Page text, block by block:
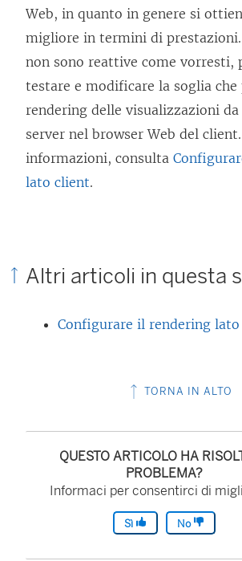
Web, in quanto in genere si
migliore in termini di prestazioni.
non sono reattive come vorresti,
testare e modificare la soglia che
rendering delle visualizzazioni
server nel browser Web del
informazioni, consulta
lato client.
Altri articoli in questa
Configurare il rendering
TORNA IN ALTO
QUESTO ARTICOLO HA
PROBLEMA?
Informaci per consentirci di
Sì No